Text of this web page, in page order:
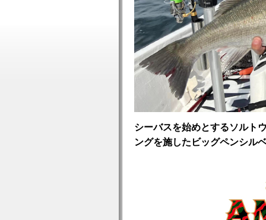
シーバスを始めとするソルト
ングを施したビッグペンシル